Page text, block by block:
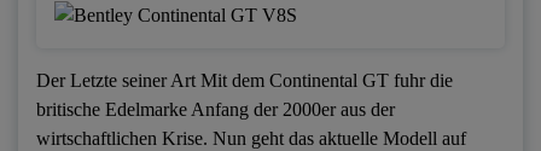
Der Letzte seiner Art Mit dem Continental GT fuhr die
britische Edelmarke Anfang der 2000er aus der
wirtschaftlichen Krise. Nun geht das aktuelle Modell auf